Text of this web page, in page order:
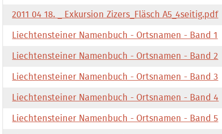
2011 04 18. _ Exkursion Zizers_Fläsch A5_4seitig.pdf
Liechtensteiner Namenbuch - Ortsnamen - Band 1
Liechtensteiner Namenbuch - Ortsnamen - Band 2
Liechtensteiner Namenbuch - Ortsnamen - Band 3
Liechtensteiner Namenbuch - Ortsnamen - Band 4
Liechtensteiner Namenbuch - Ortsnamen - Band 5